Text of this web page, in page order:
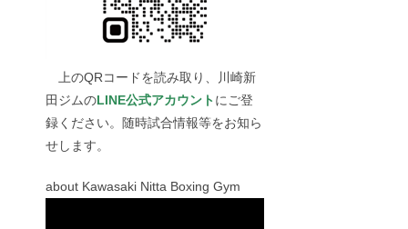
上のQRコードを読み取り、川崎新
田ジムのLINE公式アカウントにご登
録ください。随時試合情報等をお知ら
せします。
about Kawasaki Nitta Boxing Gym